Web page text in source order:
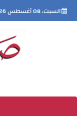
السبت، 08 أغسطس 2026